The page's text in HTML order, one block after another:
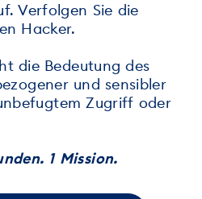
Verfolgen Sie die
Hacker.
die Bedeutung des
und sensibler
Zugriff oder
1 Mission.